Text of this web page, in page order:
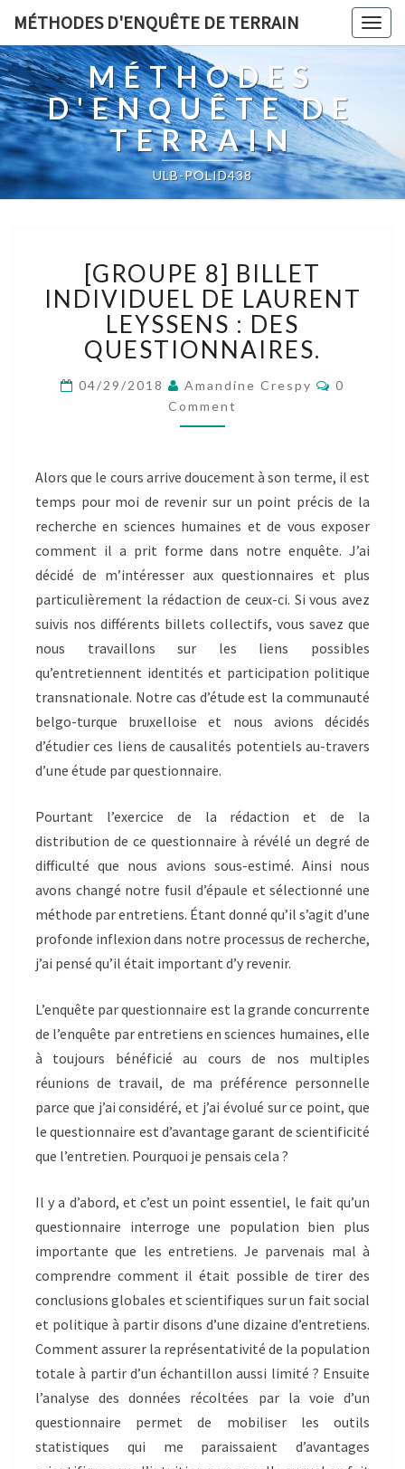
MÉTHODES D'ENQUÊTE DE TERRAIN
MÉTHODES
D'ENQUÊTE DE
TERRAIN
ULB-POLID438
8]
BILLET
INDIVIDUEL
DE
LAURENT
DES
QUESTIONNAIRES.
[GROUPE 8] BILLET
INDIVIDUEL DE LAURENT
LEYSSENS : DES
QUESTIONNAIRES.
04/29/2018 Amandine Crespy
0
Comment
Alors que le cours arrive doucement à son terme, il est
temps pour moi de revenir sur un point précis de la
recherche en sciences humaines et de vous exposer
comment il a prit forme dans notre enquête. J’ai
décidé de m’intéresser aux questionnaires et plus
particulièrement la rédaction de ceux-ci. Si vous avez
suivis nos différents billets collectifs, vous savez que
nous travaillons sur les liens possibles
qu’entretiennent identités et participation politique
transnationale. Notre cas d’étude est la communauté
belgo-turque bruxelloise et nous avions décidés
d’étudier ces liens de causalités potentiels au-travers
d’une étude par questionnaire.
Pourtant l’exercice de la rédaction et de la
distribution de ce questionnaire à révélé un degré de
difficulté que nous avions sous-estimé. Ainsi nous
avons changé notre fusil d’épaule et sélectionné une
méthode par entretiens. Étant donné qu’il s’agit d’une
profonde inflexion dans notre processus de recherche,
j’ai pensé qu’il était important d’y revenir.
L’enquête par questionnaire est la grande concurrente
de l’enquête par entretiens en sciences humaines, elle
à toujours bénéficié au cours de nos multiples
réunions de travail, de ma préférence personnelle
parce que j’ai considéré, et j’ai évolué sur ce point, que
le questionnaire est d’avantage garant de scientificité
que l’entretien. Pourquoi je pensais cela ?
Il y a d’abord, et c’est un point essentiel, le fait qu’un
questionnaire interroge une population bien plus
importante que les entretiens. Je parvenais mal à
comprendre comment il était possible de tirer des
conclusions globales et scientifiques sur un fait social
et politique à partir disons d’une dizaine d’entretiens.
Comment assurer la représentativité de la population
totale à partir d’un échantillon aussi limité ? Ensuite
l’analyse des données récoltées par la voie d’un
questionnaire permet de mobiliser les outils
statistiques qui me paraissaient d’avantages